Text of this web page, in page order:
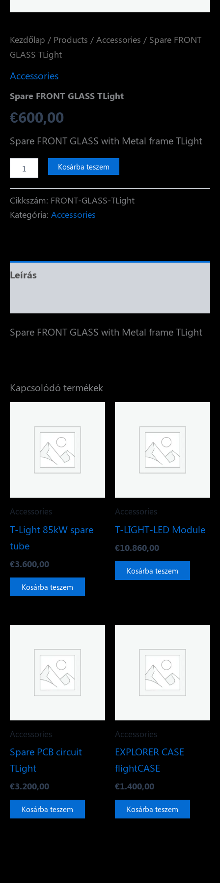
Kezdőlap / Products / Accessories / Spare FRONT
GLASS TLight
Accessories
Spare FRONT GLASS TLight
€600,00
Spare FRONT GLASS with Metal frame TLight
FRONT
mennyiség
Kosárba teszem
Cikkszám: FRONT-GLASS-TLight
Kategória: Accessories
Leírás
Spare FRONT GLASS with Metal frame TLight
Kapcsolódó termékek
Accessories
T-Light 85kW spare
tube
€3.600,00
Kosárba teszem
Accessories
T-LIGHT-LED Module
€10.860,00
Kosárba teszem
Accessories
Spare PCB circuit
TLight
€3.200,00
Kosárba teszem
Accessories
EXPLORER CASE
flightCASE
€1.400,00
Kosárba teszem